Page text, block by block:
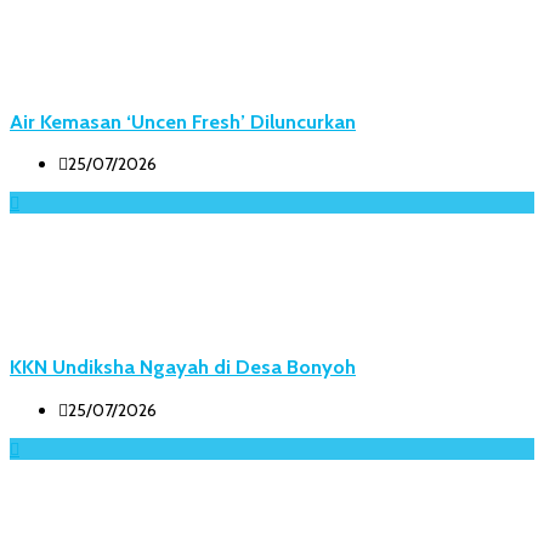
Air Kemasan ‘Uncen Fresh’ Diluncurkan
25/07/2026
KKN Undiksha Ngayah di Desa Bonyoh
25/07/2026